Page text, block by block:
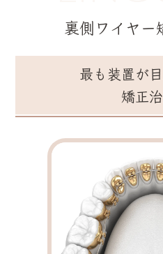
裏側ワイヤー
最も装置が
矯正